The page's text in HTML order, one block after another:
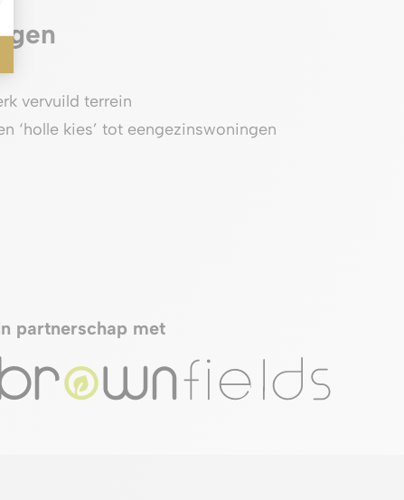
vervuild terrein
‘holle kies’ tot eengezinswoningen
partnerschap met